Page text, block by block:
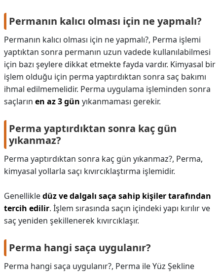
Permanın kalıcı olması için ne yapmalı?
Permanın kalıcı olması için ne yapmalı?, Perma işlemi
yaptıktan sonra permanın uzun vadede kullanılabilmesi
için bazı şeylere dikkat etmekte fayda vardır. Kimyasal bir
işlem olduğu için perma yaptırdıktan sonra saç bakımı
ihmal edilmemelidir. Perma uygulama işleminden sonra
saçların en az 3 gün yıkanmaması gerekir.
Perma yaptırdıktan sonra kaç gün
yıkanmaz?
Perma yaptırdıktan sonra kaç gün yıkanmaz?, Perma,
kimyasal yollarla saçı kıvırcıklaştırma işlemidir.
Genellikledüz ve dalgalı saça sahip kişiler tarafından
tercih edilir. İşlem sırasında saçın içindeki yapı kırılır ve
saç yeniden şekillenerek kıvırcıklaşır.
Perma hangi saça uygulanır?
Perma hangi saça uygulanır?, Perma ile Yüz Şekline